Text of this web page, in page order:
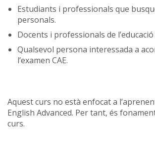
Estudiants i professionals que
personals.
Docents i professionals de
Qualsevol persona interessada a
l’examen CAE.
Aquest curs no està enfocat a
English Advanced. Per tant, és
curs.